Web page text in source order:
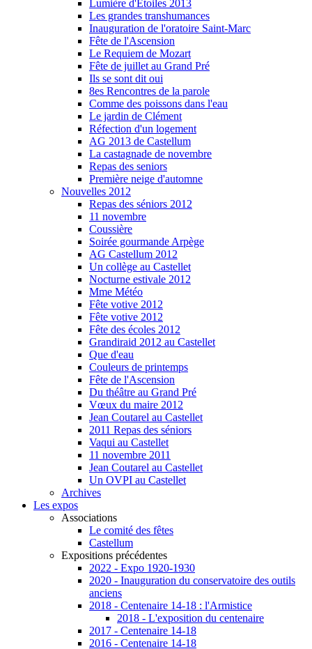
Lumière d'Étoiles 2013
Les grandes transhumances
Inauguration de l'oratoire Saint-Marc
Fête de l'Ascension
Le Requiem de Mozart
Fête de juillet au Grand Pré
Ils se sont dit oui
8es Rencontres de la parole
Comme des poissons dans l'eau
Le jardin de Clément
Réfection d'un logement
AG 2013 de Castellum
La castagnade de novembre
Repas des seniors
Première neige d'automne
Nouvelles 2012
Repas des séniors 2012
11 novembre
Coussière
Soirée gourmande Arpège
AG Castellum 2012
Un collège au Castellet
Nocturne estivale 2012
Mme Météo
Fête votive 2012
Fête votive 2012
Fête des écoles 2012
Grandiraid 2012 au Castellet
Que d'eau
Couleurs de printemps
Fête de l'Ascension
Du théâtre au Grand Pré
Vœux du maire 2012
Jean Coutarel au Castellet
2011 Repas des séniors
Vaqui au Castellet
11 novembre 2011
Jean Coutarel au Castellet
Un OVPI au Castellet
Archives
Les expos
Associations
Le comité des fêtes
Castellum
Expositions précédentes
2022 - Expo 1920-1930
2020 - Inauguration du conservatoire des outils
anciens
2018 - Centenaire 14-18 : l'Armistice
2018 - L'exposition du centenaire
2017 - Centenaire 14-18
2016 - Centenaire 14-18